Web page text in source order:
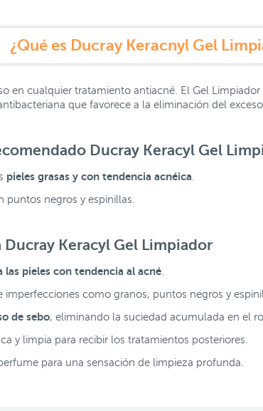
¿Qué es Ducray Keracnyl Gel
en cualquier tratamiento antiacné. El Gel
que favorece a la eliminación del
Ducray Keracyl Gel
pieles grasas y con tendencia acnéica
puntos negros y espinillas.
Keracyl Gel Limpiador
pieles con tendencia al acné
imperfecciones como granos, puntos negros y
de sebo, eliminando la suciedad acumulada en el
y limpia para recibir los tratamientos posteriores.
para una sensación de limpieza profunda.